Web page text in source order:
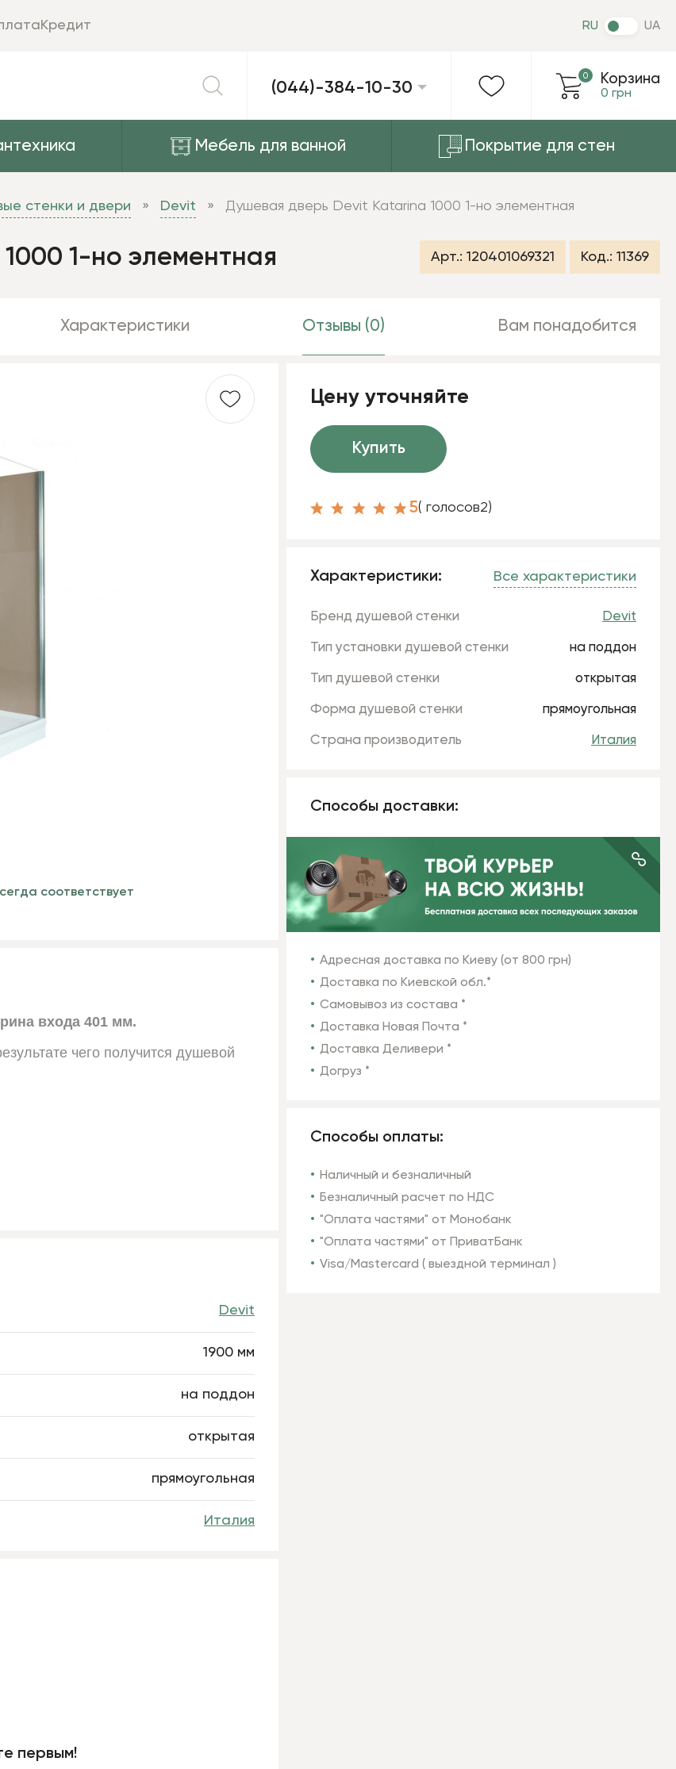
(044)-384-10-30
Корзина
0 грн
0
RU UA
Мебель для ванной Покрытие для стен
Кредит
стенки и двери Devit Душевая дверь Devit Katarina 1000 1-но элементная
1-но элементная Арт.: 120401069321 Код.: 11369
Характеристики Отзывы (0) Вам понадобится
соответствует
Цену уточняйте
Купить
5( голосов2)
Характеристики: Все характеристики
Бренд душевой стенки Devit
Тип установки душевой стенки на поддон
Тип душевой стенки открытая
Форма душевой стенки прямоугольная
Страна производитель Италия
Способы доставки:
Адресная доставка по Киеву (от 800 грн)
Доставка по Киевской обл.*
Самовывоз из состава *
Доставка Новая Почта *
Доставка Деливери *
Догруз *
Способы оплаты:
Наличный и безналичный
Безналичный расчет по НДС
"Оплата частями" от Монобанк
"Оплата частями" от ПриватБанк
Visa/Mastercard ( выездной терминал )
входа 401 мм.
чего получится душевой
Devit
1900 мм
на поддон
открытая
прямоугольная
Италия
первым!